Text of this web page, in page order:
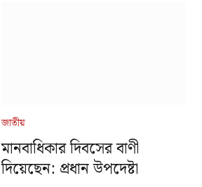
জাতীয়
মানবাধিকার দিবসের বাণী
দিয়েছেন: প্রধান উপদেষ্টা